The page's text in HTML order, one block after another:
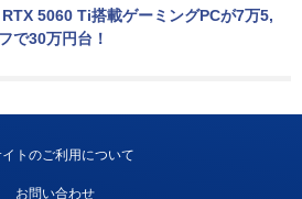
5060 Ti搭載ゲーミングPCが7万5,
で30万円台！
トのご利用について
お問い合わせ